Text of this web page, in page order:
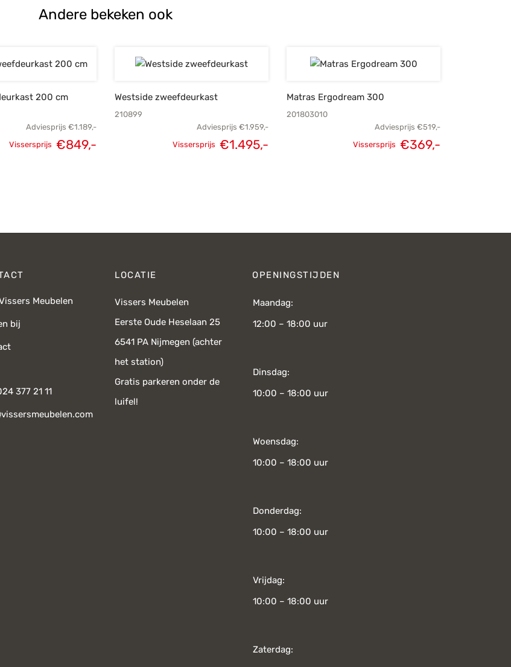
Andere bekeken ook
200 cm
Adviesprijs €1.189,-
Vissersprijs €849,-
Westside zweefdeurkast
210899
Adviesprijs €1.959,-
Vissersprijs €1.495,-
Matras Ergodream 300
201803010
Adviesprijs €519,-
Vissersprijs €369,-
Meubelen
bij
377 21 11
LOCATIE
Vissers Meubelen
Eerste Oude Heselaan 25
6541 PA Nijmegen (achter
het station)
Gratis parkeren onder de
luifel!
OPENINGSTIJDEN
Maandag:
12:00 – 18:00 uur
Dinsdag:
10:00 – 18:00 uur
Woensdag:
10:00 – 18:00 uur
Donderdag:
10:00 – 18:00 uur
Vrijdag:
10:00 – 18:00 uur
Zaterdag: